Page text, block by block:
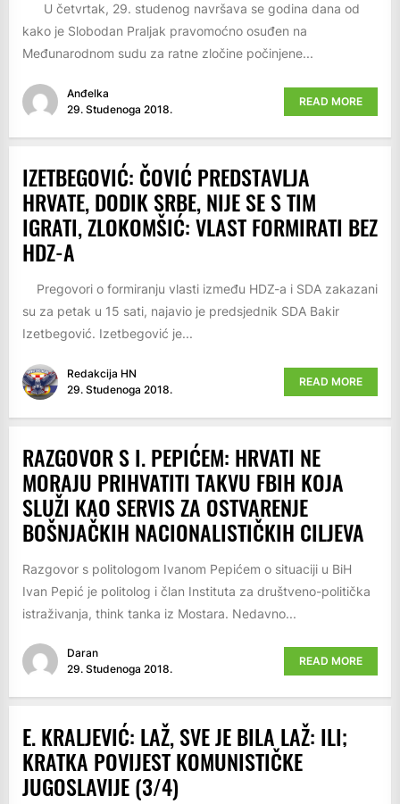
U četvrtak, 29. studenog navršava se godina dana od
kako je Slobodan Praljak pravomoćno osuđen na
Međunarodnom sudu za ratne zločine počinjene...
Anđelka
29. Studenoga 2018.
READ MORE
IZETBEGOVIĆ: ČOVIĆ PREDSTAVLJA
HRVATE, DODIK SRBE, NIJE SE S TIM
IGRATI, ZLOKOMŠIĆ: VLAST FORMIRATI BEZ
HDZ-A
Pregovori o formiranju vlasti između HDZ-a i SDA zakazani
su za petak u 15 sati, najavio je predsjednik SDA Bakir
Izetbegović. Izetbegović je...
Redakcija HN
29. Studenoga 2018.
READ MORE
RAZGOVOR S I. PEPIĆEM: HRVATI NE
MORAJU PRIHVATITI TAKVU FBIH KOJA
SLUŽI KAO SERVIS ZA OSTVARENJE
BOŠNJAČKIH NACIONALISTIČKIH CILJEVA
Razgovor s politologom Ivanom Pepićem o situaciji u BiH
Ivan Pepić je politolog i član Instituta za društveno-politička
istraživanja, think tanka iz Mostara. Nedavno...
Daran
29. Studenoga 2018.
READ MORE
E. KRALJEVIĆ: LAŽ, SVE JE BILA LAŽ: ILI;
KRATKA POVIJEST KOMUNISTIČKE
JUGOSLAVIJE (3/4)